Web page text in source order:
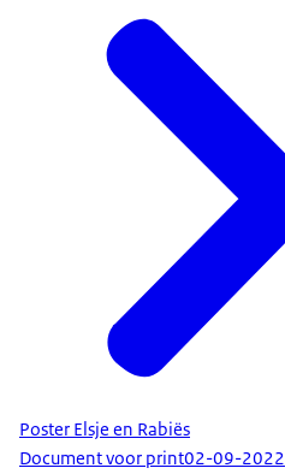
Poster Elsje en Rabiës
Document voor print02-09-2022